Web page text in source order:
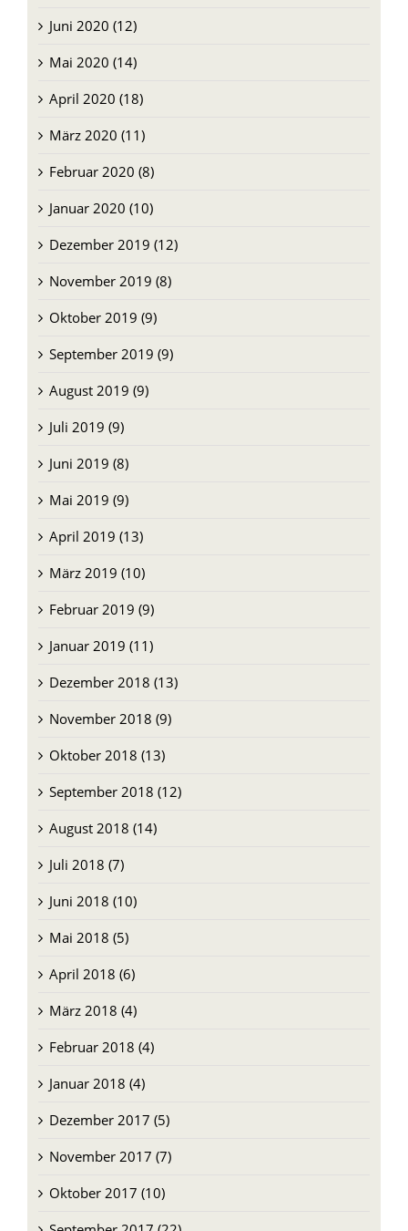
Juni 2020 (12)
Mai 2020 (14)
April 2020 (18)
März 2020 (11)
Februar 2020 (8)
Januar 2020 (10)
Dezember 2019 (12)
November 2019 (8)
Oktober 2019 (9)
September 2019 (9)
August 2019 (9)
Juli 2019 (9)
Juni 2019 (8)
Mai 2019 (9)
April 2019 (13)
März 2019 (10)
Februar 2019 (9)
Januar 2019 (11)
Dezember 2018 (13)
November 2018 (9)
Oktober 2018 (13)
September 2018 (12)
August 2018 (14)
Juli 2018 (7)
Juni 2018 (10)
Mai 2018 (5)
April 2018 (6)
März 2018 (4)
Februar 2018 (4)
Januar 2018 (4)
Dezember 2017 (5)
November 2017 (7)
Oktober 2017 (10)